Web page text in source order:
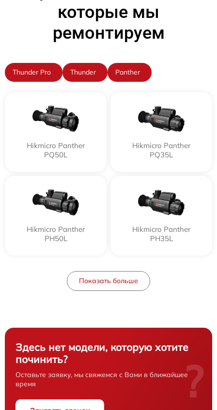
которые мы
ремонтируем
Thunder Pro Thunder Panther
Hikmicro Panther
PQ50L
Hikmicro Panther
PQ35L
Hikmicro Panther
PH50L
Hikmicro Panther
PH35L
Показать больше
Здесь нет модели, которую хотите
починить?
Оставьте заявку, мы свяжемся с Вами в ближайшее
время
?